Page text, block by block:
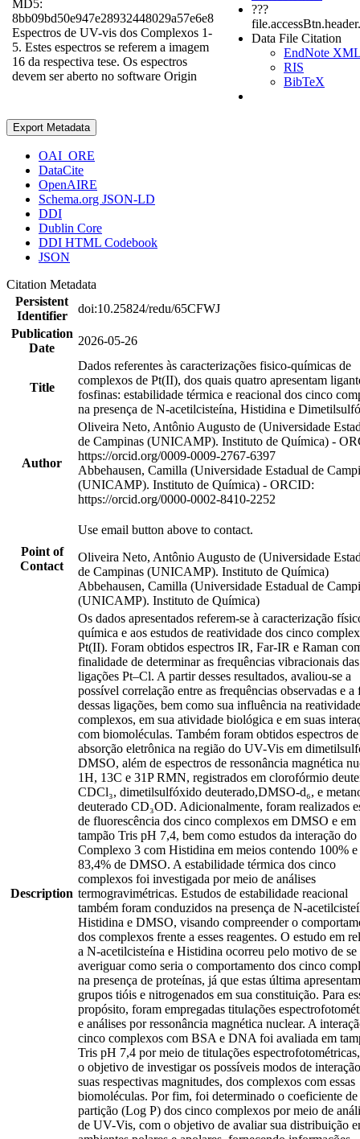
MD5:
8bb09bd50e947e28932448029a57e6e8
Espectros de UV-vis dos Complexos 1-
5. Estes espectros se referem a imagem
16 da respectiva tese. Os espectros
devem ser aberto no software Origin
???
Data File Citation
EndNote
RIS
BibTeX
Export Metadata
OAI_ORE
DataCite
OpenAIRE
Schema.org JSON-LD
DDI
Dublin Core
DDI HTML Codebook
JSON
Citation Metadata
Persistent
Identifier
doi:10.25824/redu/65CFWJ
Publication
Date
2026-05-26
Title
Dados referentes às caracterizações fisico-químicas de
complexos de Pt(II), dos quais quatro apresentam
fosfinas: estabilidade térmica e reacional dos cinco
na presença de N-acetilcisteína, Histidina e
Author
Oliveira Neto, Antônio Augusto de (Universidade
de Campinas (UNICAMP). Instituto de Química) -
https://orcid.org/0009-0009-2767-6397
Abbehausen, Camilla (Universidade Estadual de
(UNICAMP). Instituto de Química) - ORCID:
https://orcid.org/0000-0002-8410-2252
Point of
Contact
Use email button above to contact.
Oliveira Neto, Antônio Augusto de (Universidade
de Campinas (UNICAMP). Instituto de Química)
Abbehausen, Camilla (Universidade Estadual de
(UNICAMP). Instituto de Química)
Description
Os dados apresentados referem-se à caracterização
química e aos estudos de reatividade dos cinco
Pt(II). Foram obtidos espectros IR, Far-IR e Raman
finalidade de determinar as frequências vibracionais das
ligações Pt–Cl. A partir desses resultados, avaliou-se a
possível correlação entre as frequências observadas e a
dessas ligações, bem como sua influência na
complexos, em sua atividade biológica e em suas
com biomoléculas. Também foram obtidos espectros de
absorção eletrônica na região do UV-Vis em
DMSO, além de espectros de ressonância magnética
1H, 13C e 31P RMN, registrados em clorofórmio
CDCl₃, dimetilsulfóxido deuterado,DMSO-d₆, e
deuterado CD₃OD. Adicionalmente, foram realizados
de fluorescência dos cinco complexos em DMSO e em
tampão Tris pH 7,4, bem como estudos da interação do
Complexo 3 com Histidina em meios contendo 100% e
83,4% de DMSO. A estabilidade térmica dos cinco
complexos foi investigada por meio de análises
termogravimétricas. Estudos de estabilidade reacional
também foram conduzidos na presença de N-
Histidina e DMSO, visando compreender o
dos complexos frente a esses reagentes. O estudo em
a N-acetilcisteína e Histidina ocorreu pelo motivo de se
averiguar como seria o comportamento dos cinco
na presença de proteínas, já que estas última apresentam
grupos tióis e nitrogenados em sua constituição. Para
propósito, foram empregadas titulações
e análises por ressonância magnética nuclear. A
cinco complexos com BSA e DNA foi avaliada em
Tris pH 7,4 por meio de titulações
o objetivo de investigar os possíveis modos de
suas respectivas magnitudes, dos complexos com essas
biomoléculas. Por fim, foi determinado o coeficiente de
partição (Log P) dos cinco complexos por meio de
de UV-Vis, com o objetivo de avaliar sua distribuição